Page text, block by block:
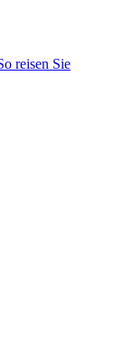
reisen Sie